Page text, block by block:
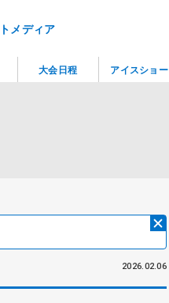
メディア
2026.02.06
大会日程 アイスショー